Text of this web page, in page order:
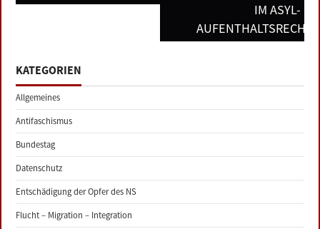
IM ASYL-
AUFENTHALTSRECHT
KATEGORIEN
Allgemeines
Antifaschismus
Bundestag
Datenschutz
Entschädigung der Opfer des NS
Flucht – Migration – Integration